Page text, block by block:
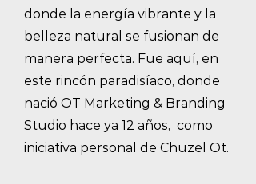
donde la energía vibrante y la
belleza natural se fusionan de
manera perfecta. Fue aquí, en
este rincón paradisíaco, donde
nació OT Marketing & Branding
Studio hace ya 12 años, como
iniciativa personal de Chuzel Ot.